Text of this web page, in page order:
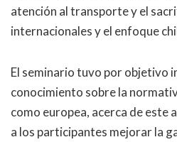
atención al transporte y el
internacionales y el enfoque
El seminario tuvo por objetivo
conocimiento sobre la
como europea, acerca de este
a los participantes mejorar la